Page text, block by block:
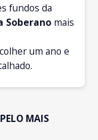
fundos da
Soberano mais
um ano e
MAIS